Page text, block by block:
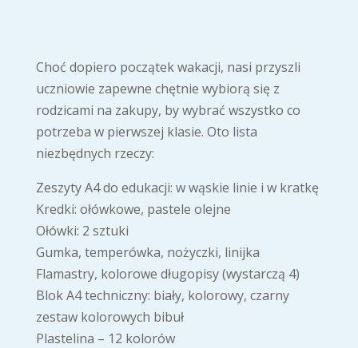
Choć dopiero początek wakacji, nasi przyszli
uczniowie zapewne chętnie wybiorą się z
rodzicami na zakupy, by wybrać wszystko co
potrzeba w pierwszej klasie. Oto lista
niezbędnych rzeczy:
Zeszyty A4 do edukacji: w wąskie linie i w kratkę
Kredki: ołówkowe, pastele olejne
Ołówki: 2 sztuki
Gumka, temperówka, nożyczki, linijka
Flamastry, kolorowe długopisy (wystarczą 4)
Blok A4 techniczny: biały, kolorowy, czarny
zestaw kolorowych bibuł
Plastelina – 12 kolorów